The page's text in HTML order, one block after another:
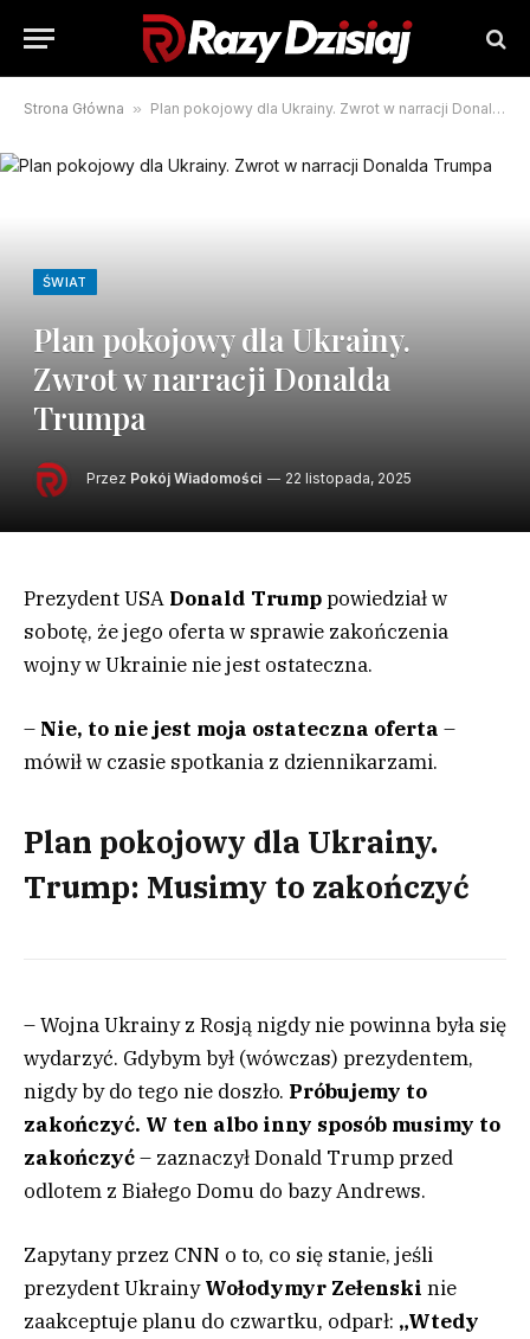
Strona Główna » Plan pokojowy dla Ukrainy. Zwrot w narracji Donalda Trumpa
ŚWIAT
Plan pokojowy dla Ukrainy.
Zwrot w narracji Donalda
Trumpa
Przez Pokój Wiadomości 22 listopada, 2025
Prezydent USA Donald Trumppowiedział w
sobotę, że jego oferta w sprawie zakończenia
wojny w Ukrainie nie jest ostateczna.
– Nie, to nie jest moja ostateczna oferta –
mówił w czasie spotkania z dziennikarzami.
Plan pokojowy dla Ukrainy.
Trump: Musimy to zakończyć
– Wojna Ukrainy z Rosją nigdy nie powinna była się
wydarzyć. Gdybym był (wówczas) prezydentem,
nigdy by do tego nie doszło. Próbujemy to
zakończyć. W ten albo inny sposób musimy to
zakończyć– zaznaczył Donald Trump przed
odlotem z Białego Domu do bazy Andrews.
Zapytany przez CNN o to, co się stanie, jeśli
prezydent UkrainyWołodymyr Zełenski nie
zaakceptuje planu do czwartku, odparł: „Wtedy